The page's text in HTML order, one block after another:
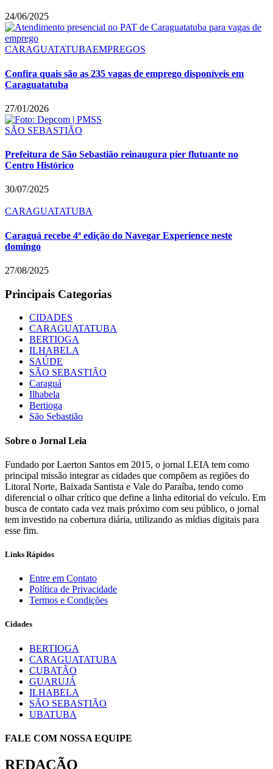
24/06/2025
CARAGUATATUBAEMPREGOS
Confira quais são as 235 vagas de emprego disponíveis em
Caraguatatuba
27/01/2026
SÃO SEBASTIÃO
Prefeitura de São Sebastião reinaugura píer flutuante no
Centro Histórico
30/07/2025
CARAGUATATUBA
Caraguá recebe 4ª edição do Navegar Experience neste
domingo
27/08/2025
Principais Categorias
CIDADES
CARAGUATATUBA
BERTIOGA
ILHABELA
SAÚDE
SÃO SEBASTIÃO
Caraguá
Ilhabela
Bertioga
São Sebastião
Sobre o Jornal Leia
Fundado por Laerton Santos em 2015, o jornal LEIA tem como
principal missão integrar as cidades que compõem as regiões do
Litoral Norte, Baixada Santista e Vale do Paraíba, tendo como
diferencial o olhar crítico que define a linha editorial do veículo. Em
busca de contato cada vez mais próximo com seu público, o jornal
tem investido na cobertura diária, utilizando as mídias digitais para
esse fim.
Links Rápidos
Entre em Contato
Política de Privacidade
Termos e Condições
Cidades
BERTIOGA
CARAGUATATUBA
CUBATÃO
GUARUJÁ
ILHABELA
SÃO SEBASTIÃO
UBATUBA
FALE COM NOSSA EQUIPE
REDAÇÃO